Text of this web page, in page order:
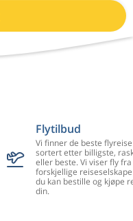
Flytilbud
Vi finner de beste
sortert etter billigste,
eller beste. Vi viser fly
forskjellige
du kan bestille og kjøpe
din.